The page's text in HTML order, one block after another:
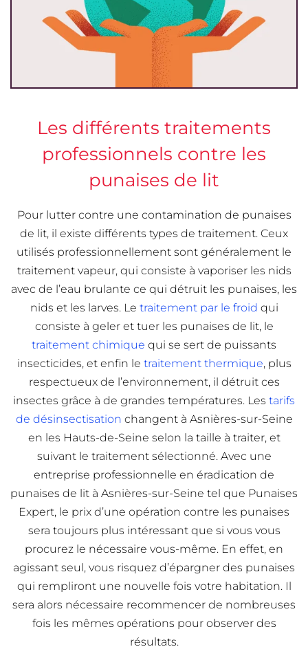
Les différents traitements
professionnels contre les
punaises de lit
Pour lutter contre une contamination de punaises
de lit, il existe différents types de traitement. Ceux
utilisés professionnellement sont généralement le
traitement vapeur, qui consiste à vaporiser les nids
avec de l’eau brulante ce qui détruit les punaises, les
nids et les larves. Le traitement par le froid qui
consiste à geler et tuer les punaises de lit, le
traitement chimique qui se sert de puissants
insecticides, et enfin le traitement thermique, plus
respectueux de l’environnement, il détruit ces
insectes grâce à de grandes températures. Les tarifs
de désinsectisation changent à Asnières-sur-Seine
en les Hauts-de-Seine selon la taille à traiter, et
suivant le traitement sélectionné. Avec une
entreprise professionnelle en éradication de
punaises de lit à Asnières-sur-Seine tel que Punaises
Expert, le prix d’une opération contre les punaises
sera toujours plus intéressant que si vous vous
procurez le nécessaire vous-même. En effet, en
agissant seul, vous risquez d’épargner des punaises
qui rempliront une nouvelle fois votre habitation. Il
sera alors nécessaire recommencer de nombreuses
fois les mêmes opérations pour observer des
résultats.